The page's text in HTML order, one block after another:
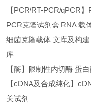
【PCR/RT-PCR/qPCR
PCR克隆试剂盒 RNA 载
细菌克隆载体 文库及构
库
【酶】限制性内切酶 蛋
【cDNA及合成纯化】
关试剂